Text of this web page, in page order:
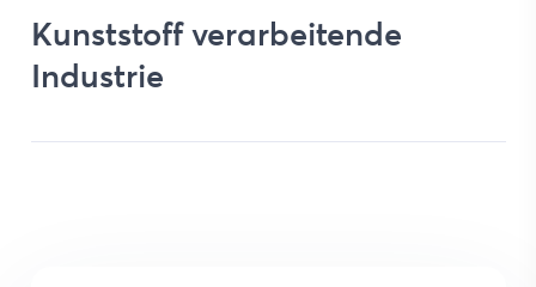
Kunststoff verarbeitende
Industrie